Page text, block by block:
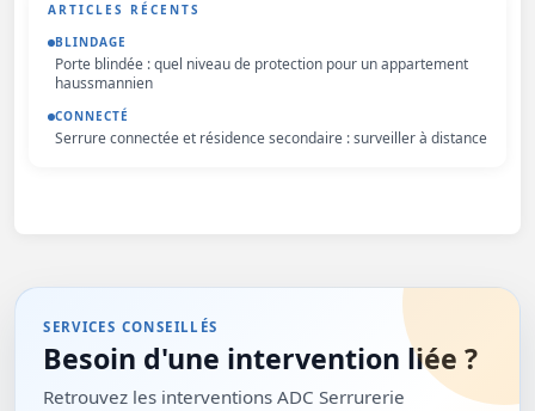
ARTICLES RÉCENTS
BLINDAGE
Porte blindée : quel niveau de protection pour un appartement
haussmannien
CONNECTÉ
Serrure connectée et résidence secondaire : surveiller à distance
SERVICES CONSEILLÉS
Besoin d'une intervention liée ?
Retrouvez les interventions ADC Serrurerie